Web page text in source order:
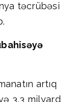
təcrübəsi
artıq
3,3 milyard